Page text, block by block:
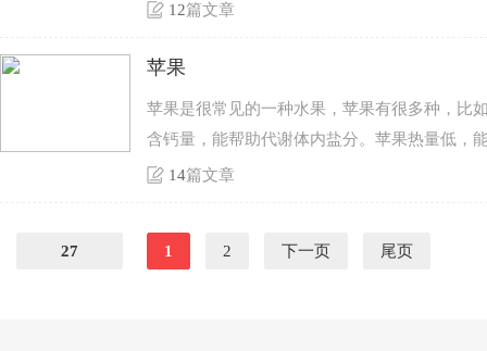
12篇文章
苹果
苹果是很常见的一种水果，苹果有很多种，比
含钙量，能帮助代谢体内盐分。苹果热量低，
14篇文章
27 1 2 下一页 尾页